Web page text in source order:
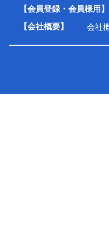
【会員登録・会員様用】
【会社概要】
会社